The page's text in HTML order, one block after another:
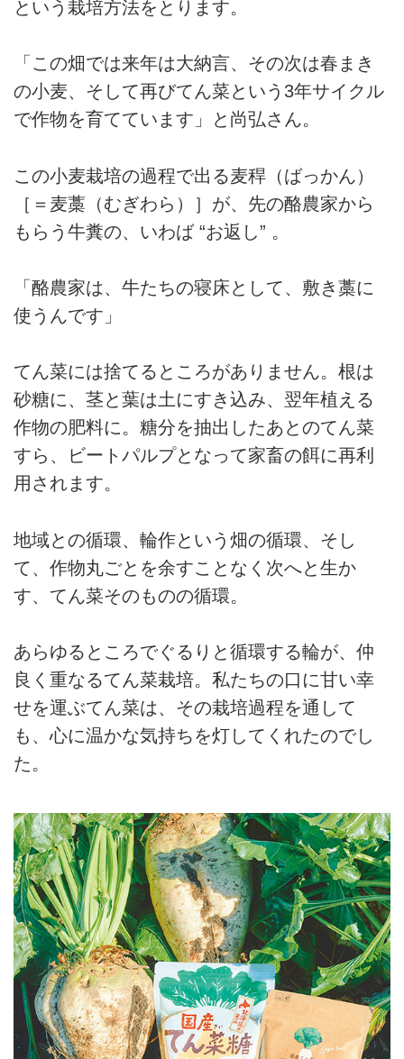
という栽培方法をとります。
「この畑では来年は大納言、その次は春まき
の小麦、そして再びてん菜という3年サイクル
で作物を育てています」と尚弘さん。
この小麦栽培の過程で出る麦稈（ばっかん）
［＝麦藁（むぎわら）］が、先の酪農家から
もらう牛糞の、いわば “お返し” 。
「酪農家は、牛たちの寝床として、敷き藁に
使うんです」
てん菜には捨てるところがありません。根は
砂糖に、茎と葉は土にすき込み、翌年植える
作物の肥料に。糖分を抽出したあとのてん菜
すら、ビートパルプとなって家畜の餌に再利
用されます。
地域との循環、輪作という畑の循環、そし
て、作物丸ごとを余すことなく次へと生か
す、てん菜そのものの循環。
あらゆるところでぐるりと循環する輪が、仲
良く重なるてん菜栽培。私たちの口に甘い幸
せを運ぶてん菜は、その栽培過程を通して
も、心に温かな気持ちを灯してくれたのでし
た。